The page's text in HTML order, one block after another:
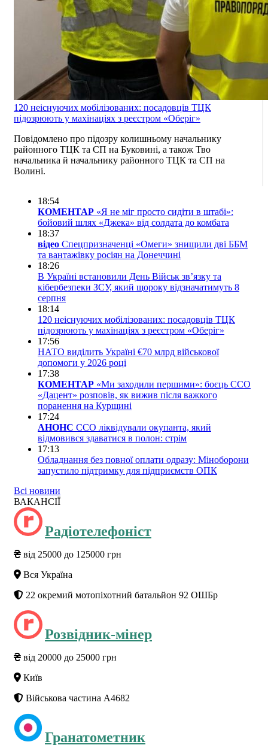
120 неіснуючих мобілізованих: посадовців ТЦК
підозрюють у махінаціях з реєстром «Оберіг»
Повідомлено про підозру колишньому начальнику
районного ТЦК та СП на Буковині, а також Тво
начальника й начальнику районного ТЦК та СП на
Волині.
18:54
КОМЕНТАР «Я не міг просто сидіти в штабі»:
бойовий шлях «Джека» від солдата до комбата
18:37
відео Спецпризначенці «Омеги» знищили дві ББМ
та вантажівку росіян на Донеччині
18:26
В Україні встановили День Військ зв’язку та
кібербезпеки ЗСУ, який щороку відзначатимуть 8
серпня
18:14
120 неіснуючих мобілізованих: посадовців ТЦК
підозрюють у махінаціях з реєстром «Оберіг»
17:56
НАТО виділить Україні €70 млрд військової
допомоги у 2026 році
17:38
КОМЕНТАР «Ми заходили першими»: боєць ССО
«Дацент» розповів, як вижив після важкого
поранення на Курщині
17:24
АНОНС ССО ліквідували окупанта, який
відмовився здаватися в полон: стрім
17:13
Обладнання без повної оплати одразу: Міноборони
запустило підтримку для підприємств ОПК
Всі новини
ВАКАНСІЇ
Радіотелефоніст
від 25000 до 125000 грн
Вся Україна
22 окремий мотопіхотний батальйон 92 ОШБр
Розвідник-мінер
від 20000 до 25000 грн
Київ
Військова частина А4682
Гранатометник